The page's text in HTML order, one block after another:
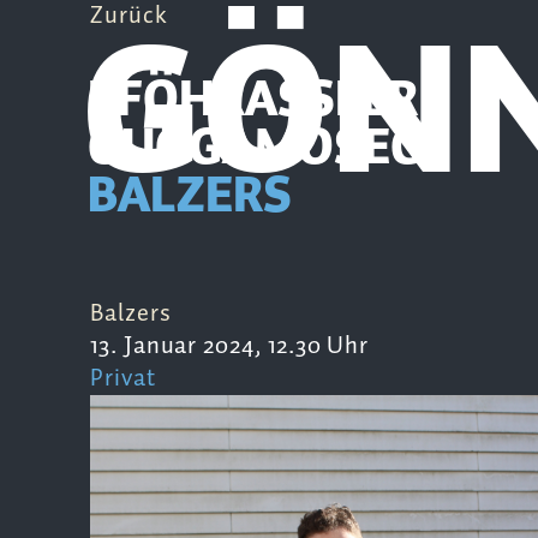
PFÖHRASSLER
GUGGAMOSEG
BALZERS
Zurück
Balzers
13. Januar 2024, 12.30 Uhr
Privat